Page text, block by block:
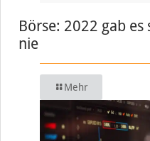
Börse: 2022 gab
nie
Mehr